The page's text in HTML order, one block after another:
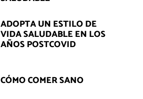
ADOPTA UN ESTILO DE
VIDA SALUDABLE EN LOS
AÑOS POSTCOVID
CÓMO COMER SANO